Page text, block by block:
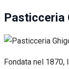
Pasticceria
Fondata nel 1870,